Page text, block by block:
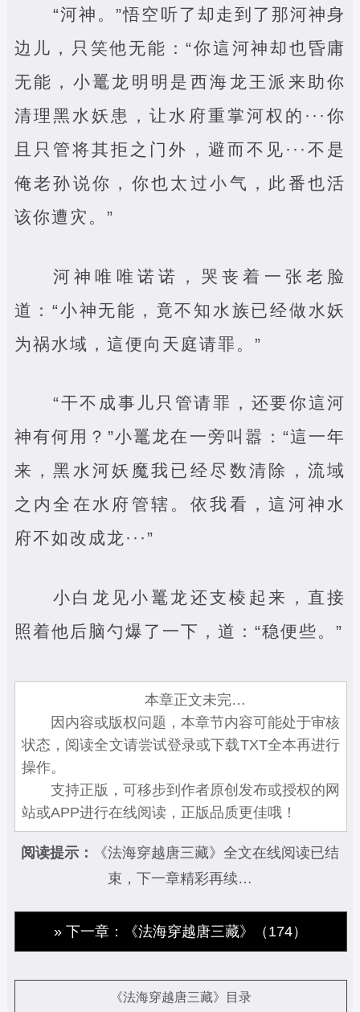
“河神。”悟空听了却走到了那河神身
边儿，只笑他无能：“你這河神却也昏庸
无能，小鼍龙明明是西海龙王派来助你
清理黑水妖患，让水府重掌河权的···你
且只管将其拒之门外，避而不见···不是
俺老孙说你，你也太过小气，此番也活
该你遭灾。”
河神唯唯诺诺，哭丧着一张老脸
道：“小神无能，竟不知水族已经做水妖
为祸水域，這便向天庭请罪。”
“干不成事儿只管请罪，还要你這河
神有何用？”小鼍龙在一旁叫嚣：“這一年
来，黑水河妖魔我已经尽数清除，流域
之内全在水府管辖。依我看，這河神水
府不如改成龙···”
小白龙见小鼍龙还支棱起来，直接
照着他后脑勺爆了一下，道：“稳便些。”
本章正文未完…
因内容或版权问题，本章节内容可能处于审核
状态，阅读全文请尝试登录或下载TXT全本再进行
操作。
支持正版，可移步到作者原创发布或授权的网
站或APP进行在线阅读，正版品质更佳哦！
阅读提示：
《法海穿越唐三藏》全文在线阅读已结
束，下一章精彩再续…
» 下一章：《法海穿越唐三藏》（174）
《法海穿越唐三藏》目录